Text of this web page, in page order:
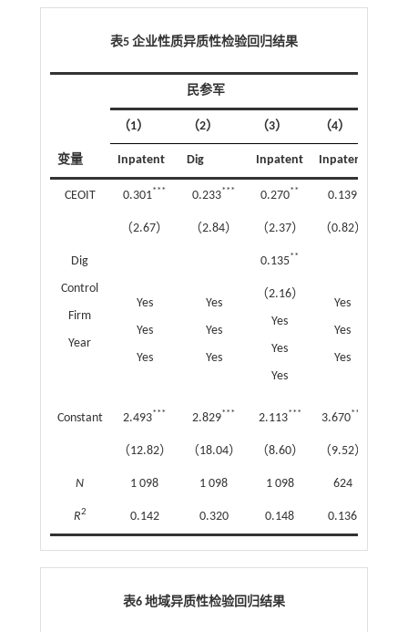
表5 企业性质异质性检验回归结果
变量
民参军
（1） （2） （3） （4）
Inpatent Dig Inpatent Inpatent
CEOIT 0.301*** 0.233*** 0.270** 0.139
（2.67） （2.84） （2.37） （0.82）
Dig
Control
Firm
Year
0.135**
Yes
Yes
Yes
Yes
Yes
Yes
（2.16）
Yes
Yes
Yes
Yes
Yes
Yes
Constant 2.493*** 2.829*** 2.113*** 3.670***
（12.82） （18.04） （8.60） （9.52）
N 1 098 1 098 1 098 624
R2 0.142 0.320 0.148 0.136
表6 地域异质性检验回归结果